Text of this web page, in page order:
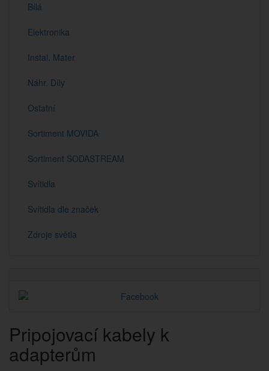
Bílá
Elektronika
Instal. Mater
Náhr. Díly
Ostatní
Sortiment MOVIDA
Sortiment SODASTREAM
Svítidla
Svítidla dle značek
Zdroje světla
Pripojovací kabely k
adapterům